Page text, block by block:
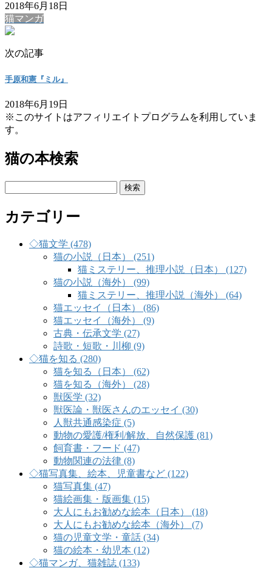
2018年6月18日
猫マンガ
次の記事
手原和憲『ミル』
2018年6月19日
※このサイトはアフィリエイトプログラムを利用していま
す。
猫の本検索
カテゴリー
◇猫文学 (478)
猫の小説（日本） (251)
猫ミステリー、推理小説（日本） (127)
猫の小説（海外） (99)
猫ミステリー、推理小説（海外） (64)
猫エッセイ（日本） (86)
猫エッセイ（海外） (9)
古典・伝承文学 (27)
詩歌・短歌・川柳 (9)
◇猫を知る (280)
猫を知る（日本） (62)
猫を知る（海外） (28)
獣医学 (32)
獣医論・獣医さんのエッセイ (30)
人獣共通感染症 (5)
動物の愛護/権利/解放、自然保護 (81)
飼育書・フード (47)
動物関連の法律 (8)
◇猫写真集、絵本、児童書など (122)
猫写真集 (47)
猫絵画集・版画集 (15)
大人にもお勧めな絵本（日本） (18)
大人にもお勧めな絵本（海外） (7)
猫の児童文学・童話 (34)
猫の絵本・幼児本 (12)
◇猫マンガ、猫雑誌 (133)